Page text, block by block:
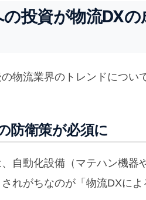
投資が物流DXの
物流業界のトレンドについ
防衛策が必須に
自動化設備（マテハン機器
れがちなのが「物流DXに